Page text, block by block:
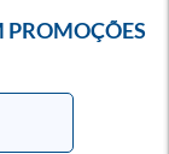
PROMOÇÕES